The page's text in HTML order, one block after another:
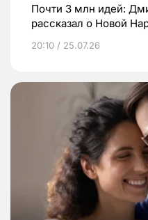
Почти 3 млн идей:
рассказал о Новой
20:10 / 25.07.26